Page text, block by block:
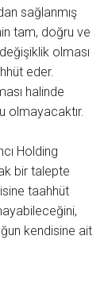
sağlanmış
tam, doğru ve
olması
eder.
halinde
olmayacaktır.
Holding
bir talepte
taahhüt
kendisine ait